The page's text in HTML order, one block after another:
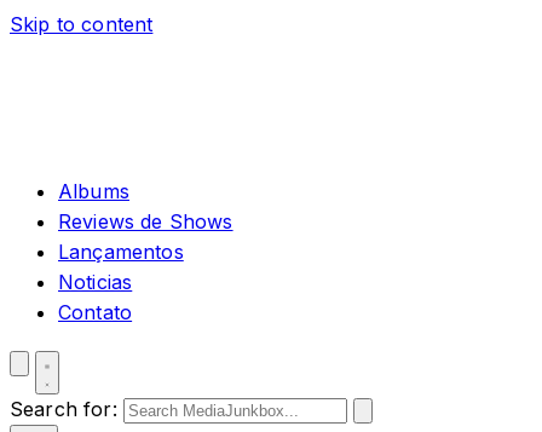
Skip to content
Albums
Reviews de Shows
Lançamentos
Noticias
Contato
Search for: